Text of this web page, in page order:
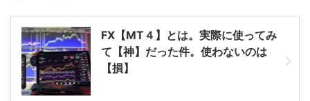
FX【MT４】とは。実際に使ってみ
て【神】だった件。使わないのは
【損】